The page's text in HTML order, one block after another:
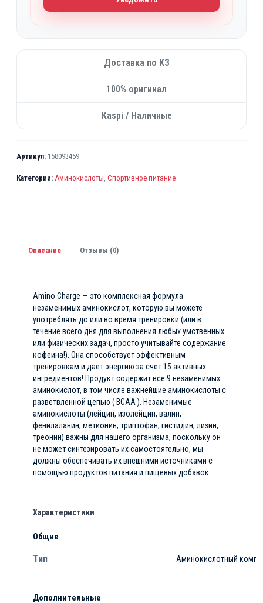
а
Доставка по КЗ
100% оригинал
Kaspi / Наличные
Артикул: 158093459
Категории: Аминокислоты, Спортивное питание
Описание Отзывы (0)
Amino Charge — это комплексная формула
незаменимых аминокислот, которую вы можете
употреблять до или во время тренировки (или в
течение всего дня для выполнения любых умственных
или физических задач, просто учитывайте содержание
кофеина!). Она способствует эффективным
тренировкам и дает энергию за счет 15 активных
ингредиентов! Продукт содержит все 9 незаменимых
аминокислот, в том числе важнейшие аминокислоты с
разветвленной цепью ( BCAA ). Незаменимые
аминокислоты (лейцин, изолейцин, валин,
фенилаланин, метионин, триптофан, гистидин, лизин,
треонин) важны для нашего организма, поскольку он
не может синтезировать их самостоятельно, мы
должны обеспечивать их внешними источниками с
помощью продуктов питания и пищевых добавок.
Характеристики
Общие
Тип Аминокислотный
Дополнительные